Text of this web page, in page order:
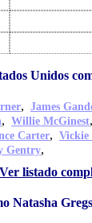
Unidos
, James
, Willie McGinest,
Carter, Vickie
Gentry,
Ver listado
Natasha